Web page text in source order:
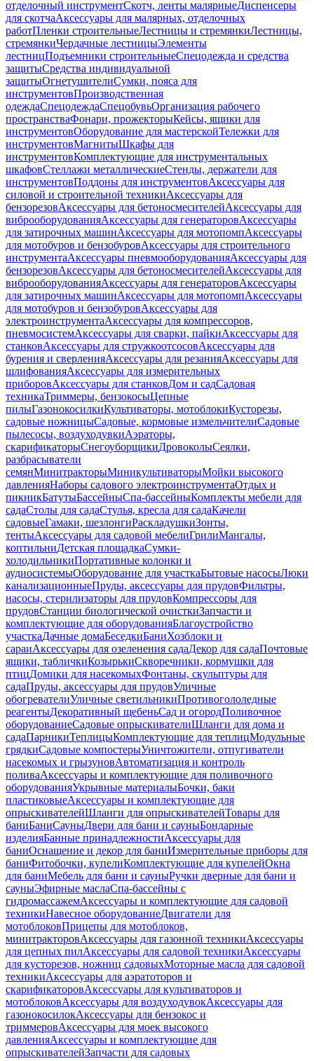
отделочный инструментСкотч, ленты малярныеДиспенсеры
для скотчаАксессуары для малярных, отделочных
работПленки строительныеЛестницы и стремянкиЛестницы,
стремянкиЧердачные лестницыЭлементы
лестницПодъемники строительныеСпецодежда и средства
защитыСредства индивидуальной
защитыОгнетушителиСумки, пояса для
инструментовПроизводственная
одеждаСпецодеждаСпецобувьОрганизация рабочего
пространстваФонари, прожекторыКейсы, ящики для
инструментовОборудование для мастерскойТележки для
инструментовМагнитыШкафы для
инструментовКомплектующие для инструментальных
шкафовСтеллажи металлическиеСтенды, держатели для
инструментовПоддоны для инструментовАксессуары для
силовой и строительной техникиАксессуары для
бензорезовАксессуары для бетоносмесителейАксессуары для
виброоборудованияАксессуары для генераторовАксессуары
для затирочных машинАксессуары для мотопомпАксессуары
для мотобуров и бензобуровАксессуары для строительного
инструментаАксессуары пневмооборудованияАксессуары для
бензорезовАксессуары для бетоносмесителейАксессуары для
виброоборудованияАксессуары для генераторовАксессуары
для затирочных машинАксессуары для мотопомпАксессуары
для мотобуров и бензобуровАксессуары для
электроинструментаАксессуары для компрессоров,
пневмосистемАксессуары для сварки, пайкиАксессуары для
станковАксессуары для стружкоотсосовАксессуары для
бурения и сверленияАксессуары для резанияАксессуары для
шлифованияАксессуары для измерительных
приборовАксессуары для станковДом и садСадовая
техникаТриммеры, бензокосыЦепные
пилыГазонокосилкиКультиваторы, мотоблокиКусторезы,
садовые ножницыСадовые, кормовые измельчителиСадовые
пылесосы, воздуходувкиАэраторы,
скарификаторыСнегоуборщикиДровоколыСеялки,
разбрасыватели
семянМинитракторыМиникультиваторыМойки высокого
давленияНаборы садового электроинструментаОтдых и
пикникБатутыБассейныСпа-бассейныКомплекты мебели для
садаСтолы для садаСтулья, кресла для садаКачели
садовыеГамаки, шезлонгиРаскладушкиЗонты,
тентыАксессуары для садовой мебелиГрилиМангалы,
коптильниДетская площадкаСумки-
холодильникиПортативные колонки и
аудиосистемыОборудование для участкаБытовые насосыЛюки
канализационныеПруды, аксессуары для прудовФильтры,
насосы, стерилизаторы для прудовКомпрессоры для
прудовСтанции биологической очисткиЗапчасти и
комплектующие для оборудованияБлагоустройство
участкаДачные домаБеседкиБаниХозблоки и
сараиАксессуары для озеленения садаДекор для садаПочтовые
ящики, табличкиКозырькиСкворечники, кормушки для
птицДомики для насекомыхФонтаны, скульптуры для
садаПруды, аксессуары для прудовУличные
обогревателиУличные светильникиПротивогололедные
реагентыДекоративный щебеньСад и огородПоливочное
оборудованиеСадовые опрыскивателиШланги для дома и
садаПарникиТеплицыКомплектующие для теплицМодульные
грядкиСадовые компостерыУничтожители, отпугиватели
насекомых и грызуновАвтоматизация и контроль
поливаАксессуары и комплектующие для поливочного
оборудованияУкрывные материалыБочки, баки
пластиковыеАксессуары и комплектующие для
опрыскивателейШланги для опрыскивателейТовары для
баниБаниСауныДвери для бани и сауныБондарные
изделияБанные принадлежностиАксессуары для
баниОснащение и декор для баниИзмерительные приборы для
баниФитобочки, купелиКомплектующие для купелейОкна
для баниМебель для бани и сауныРучки дверные для бани и
сауныЭфирные маслаСпа-бассейны с
гидромассажемАксессуары и комплектующие для садовой
техникиНавесное оборудованиеДвигатели для
мотоблоковПрицепы для мотоблоков,
минитракторовАксессуары для газонной техникиАксессуары
для цепных пилАксессуары для садовой техникиАксессуары
для кусторезов, ножниц садовыхМоторные масла для садовой
техникиАксессуары для аэратоторов и
скарификаторовАксессуары для культиваторов и
мотоблоковАксессуары для воздуходувокАксессуары для
газонокосилокАксессуары для бензокос и
триммеровАксессуары для моек высокого
давленияАксессуары и комплектующие для
опрыскивателейЗапчасти для садовых